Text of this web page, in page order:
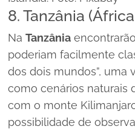
8. Tanzânia
Na Tanzânia
poderiam facilmente
dos dois mundos”, uma
como cenários naturais
com o monte
possibilidade de